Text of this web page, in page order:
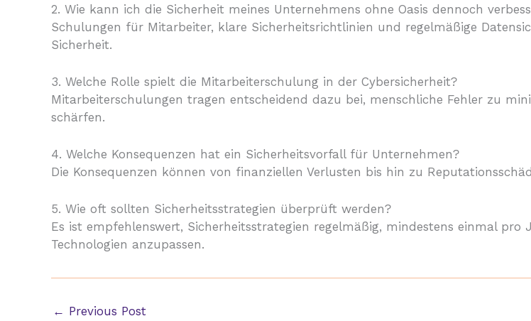
2. Wie kann ich die Sicherheit meines Unternehmens ohne Oasis dennoch
Schulungen für Mitarbeiter, klare Sicherheitsrichtlinien und regelmäßige
Sicherheit.
3. Welche Rolle spielt die Mitarbeiterschulung in der Cybersicherheit?
Mitarbeiterschulungen tragen entscheidend dazu bei, menschliche Fehler zu
schärfen.
4. Welche Konsequenzen hat ein Sicherheitsvorfall für Unternehmen?
Die Konsequenzen können von finanziellen Verlusten bis hin zu
5. Wie oft sollten Sicherheitsstrategien überprüft werden?
Es ist empfehlenswert, Sicherheitsstrategien regelmäßig, mindestens einmal
Technologien anzupassen.
← Previous Post